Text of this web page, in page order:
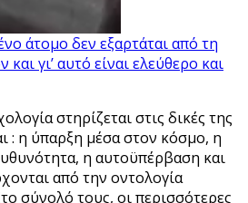
άτομο δεν εξαρτάται από τη
γι’ αυτό είναι ελεύθερο και
στηρίζεται στις δικές της
: η ύπαρξη μέσα στον κόσμο, η
η αυτοϋπέρβαση και
από την οντολογία
σύνολό τους, οι περισσότερες